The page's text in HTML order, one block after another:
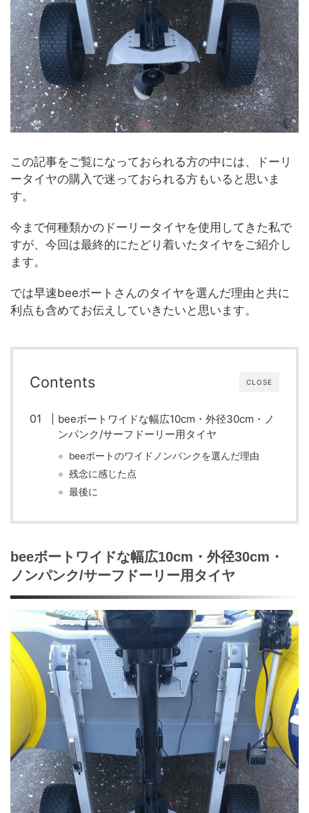
この記事をご覧になっておられる方の中には、ドーリ
ータイヤの購入で迷っておられる方もいると思いま
す。
今まで何種類かのドーリータイヤを使用してきた私で
すが、今回は最終的にたどり着いたタイヤをご紹介し
ます。
では早速beeボートさんのタイヤを選んだ理由と共に
利点も含めてお伝えしていきたいと思います。
CLOSE
Contents
beeボートワイドな幅広10cm・外径30cm・ノ
ンパンク/サーフドーリ ー用タイヤ
beeボートのワイドノンパンクを選んだ理由
残念に感じた点
最後に
beeボートワイドな幅広10cm・外径30cm・
ノンパンク/サーフドーリ ー用タイヤ